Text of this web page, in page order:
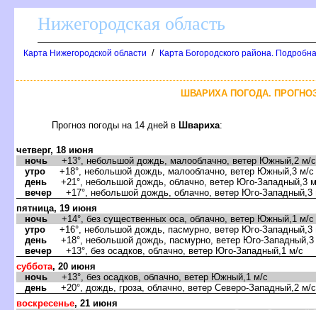
Нижегородская область
Карта Нижегородской области / Карта Богородского района.
ШВАРИХА ПОГОДА.
Прогноз погоды на 14 дней Швариха:
четверг, 18 июня
ночь +13°, небольшой дождь, малооблачно, ветер Южный,2 м/с
утро +18°, небольшой дождь, малооблачно, ветер Южный,3 м/с
день +21°, небольшой дождь, облачно, ветер Юго-Западный,3
ечер +17°, небольшой дождь, облачно, ветер Юго-Западный,3
пятница, 19 июня
ночь +14°, без существенных оса, облачно, ветер Южный,1 м/с
утро +16°, небольшой дождь, пасмурно, ветер Юго-Западный,3
день +18°, небольшой дождь, пасмурно, ветер Юго-Западный,3
ечер +13°, без осадков, облачно, ветер Юго-Западный,1 м/с
суббота, 20 июня
ночь +13°, без осадков, облачно, ветер Южный,1 м/с
день +20°, дождь, гроза, облачно, ветер Северо-Западный,2 м/с
оскресенье, 21 июня